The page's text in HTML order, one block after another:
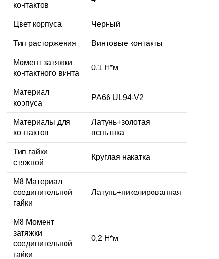
контактов
Цвет корпуса Черный
Тип расторжения Винтовые контакты
Момент затяжки
контактного винта
0.1 Н*м
Материал
корпуса
PA66 UL94-V2
Материалы для
контактов
Латунь+золотая
вспышка
Тип гайки
стяжной
Круглая накатка
М8 Материал
соединительной
гайки
Латунь+никелированная
M8 Момент
затяжки
соединительной
гайки
0,2 Н*м